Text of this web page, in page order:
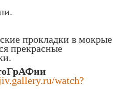
прокладки в мокрые
прекрасные
watch?